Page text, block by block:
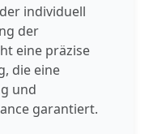
individuell
der
eine präzise
die eine
und
garantiert.